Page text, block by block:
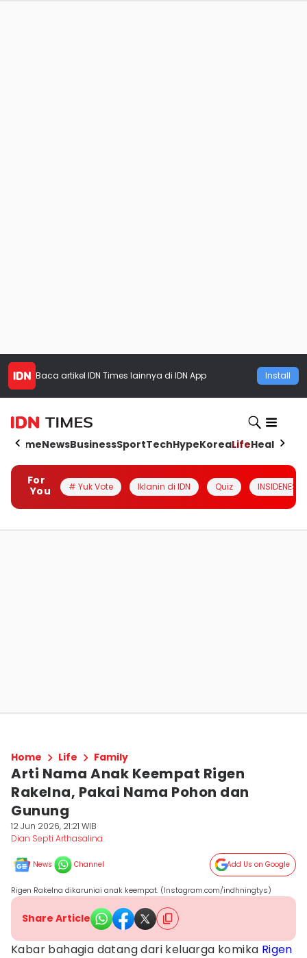
Baca artikel IDN Times lainnya di IDN App Install
HomeNewsBusinessSportTechHypeKoreaLifeHealth
For
You
# Yuk Vote Iklanin di IDN Quiz INSIDENESIA
Home Life Family
Arti Nama Anak Keempat Rigen
Rakelna, Pakai Nama Pohon dan
Gunung
12 Jun 2026, 21:21 WIB
Dian Septi Arthasalina
News Channel Add Us on Google
Rigen Rakelna dikaruniai anak keempat. (Instagram.com/indhningtys)
Share Article
Kabar bahagia datang dari keluarga komika Rigen